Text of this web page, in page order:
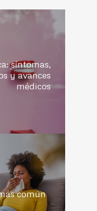
síntomas,
y avances
médicos
común